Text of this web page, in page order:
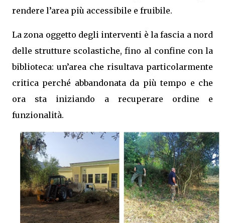
rendere l’area più accessibile e fruibile.
La zona oggetto degli interventi è la fascia a nord
delle strutture scolastiche, fino al confine con la
biblioteca: un’area che risultava particolarmente
critica perché abbandonata da più tempo e che
ora sta iniziando a recuperare ordine e
funzionalità.